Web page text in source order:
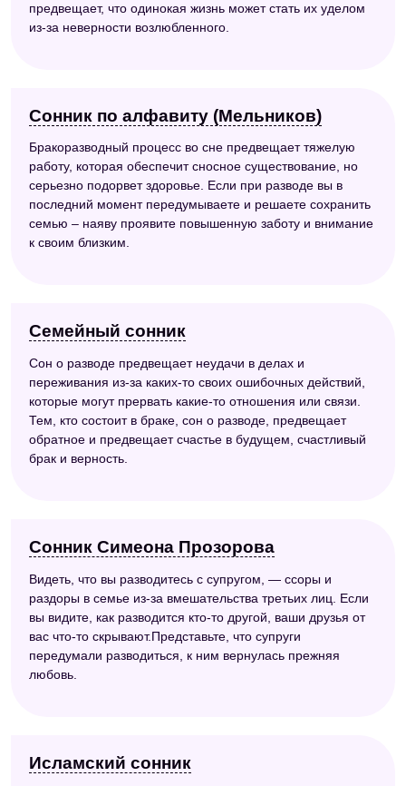
предвещает, что одинокая жизнь может стать их уделом
из-за неверности возлюбленного.
Сонник по алфавиту (Мельников)
Бракоразводный процесс во сне предвещает тяжелую
работу, которая обеспечит сносное существование, но
серьезно подорвет здоровье. Если при разводе вы в
последний момент передумываете и решаете сохранить
семью – наяву проявите повышенную заботу и внимание
к своим близким.
Семейный сонник
Сон о разводе предвещает неудачи в делах и
переживания из-за каких-то своих ошибочных действий,
которые могут прервать какие-то отношения или связи.
Тем, кто состоит в браке, сон о разводе, предвещает
обратное и предвещает счастье в будущем, счастливый
брак и верность.
Сонник Симеона Прозорова
Видеть, что вы разводитесь с супругом, — ссоры и
раздоры в семье из-за вмешательства третьих лиц. Если
вы видите, как разводится кто-то другой, ваши друзья от
вас что-то скрывают.Представьте, что супруги
передумали разводиться, к ним вернулась прежняя
любовь.
Исламский сонник